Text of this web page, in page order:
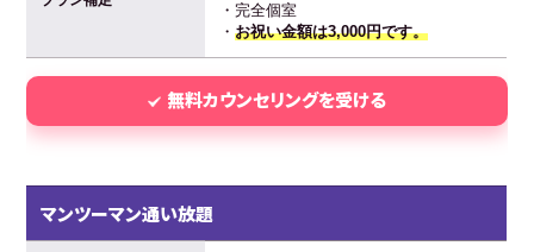
・完全個室
・お祝い金額は3,000円です。
無料カウンセリングを受ける
マンツーマン通い放題